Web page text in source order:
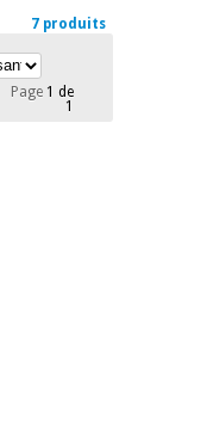
7 produits
Page1 de
1